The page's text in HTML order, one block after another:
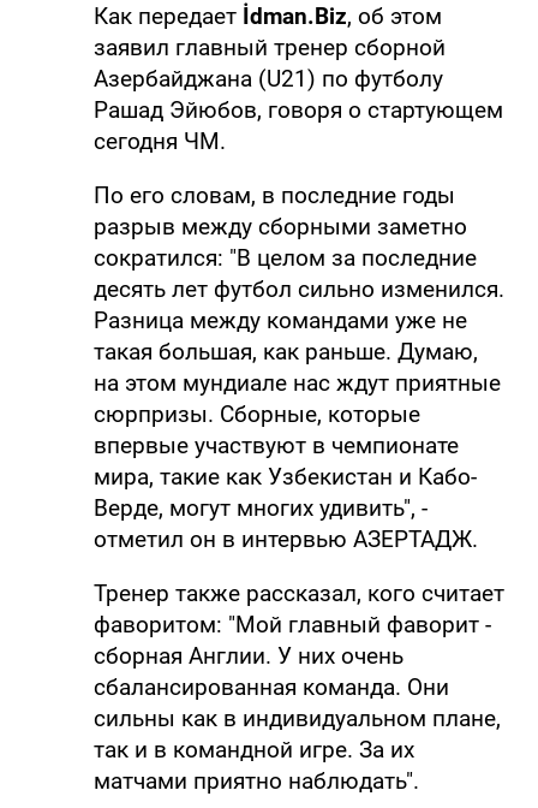
Как передаетİdman.Biz, об этом
заявил главный тренер сборной
Азербайджана (U21) по футболу
Рашад Эйюбов, говоря о стартующем
сегодня ЧМ.
По его словам, в последние годы
разрыв между сборными заметно
сократился: "В целом за последние
десять лет футбол сильно изменился.
Разница между командами уже не
такая большая, как раньше. Думаю,
на этом мундиале нас ждут приятные
сюрпризы. Сборные, которые
впервые участвуют в чемпионате
мира, такие как Узбекистан и Кабо-
Верде, могут многих удивить", -
отметил он в интервью АЗЕРТАДЖ.
Тренер также рассказал, кого считает
фаворитом: "Мой главный фаворит -
сборная Англии. У них очень
сбалансированная команда. Они
сильны как в индивидуальном плане,
так и в командной игре. За их
матчами приятно наблюдать".